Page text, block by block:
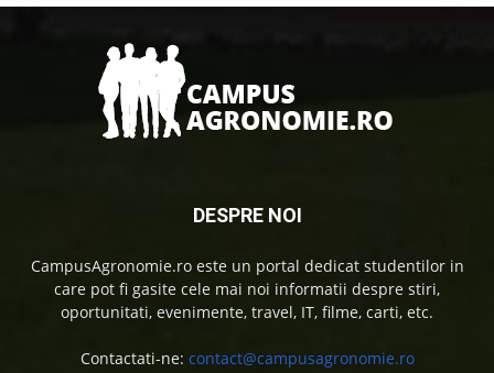
DESPRE NOI
CampusAgronomie.ro este un portal dedicat studentilor in
care pot fi gasite cele mai noi informatii despre stiri,
oportunitati, evenimente, travel, IT, filme, carti, etc.
Contactati-ne: contact@campusagronomie.ro